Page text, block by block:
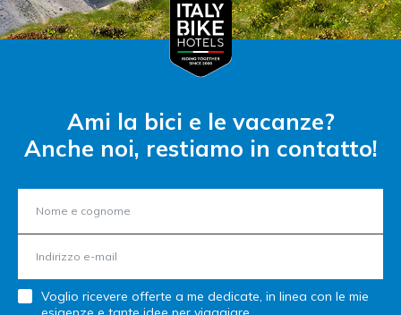
Ami la bici e le vacanze?
Anche noi, restiamo in contatto!
Voglio ricevere offerte a me dedicate, in linea con le mie